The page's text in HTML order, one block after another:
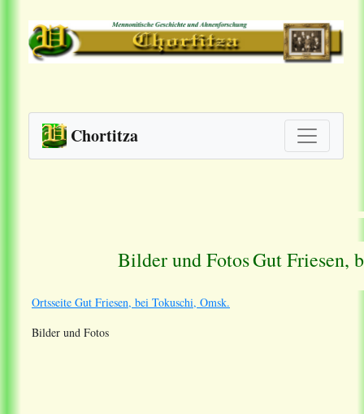
Chortitza
Bilder und FotosGut Friesen,
Ortsseite Gut Friesen, bei Tokuschi, Omsk.
Bilder und Fotos